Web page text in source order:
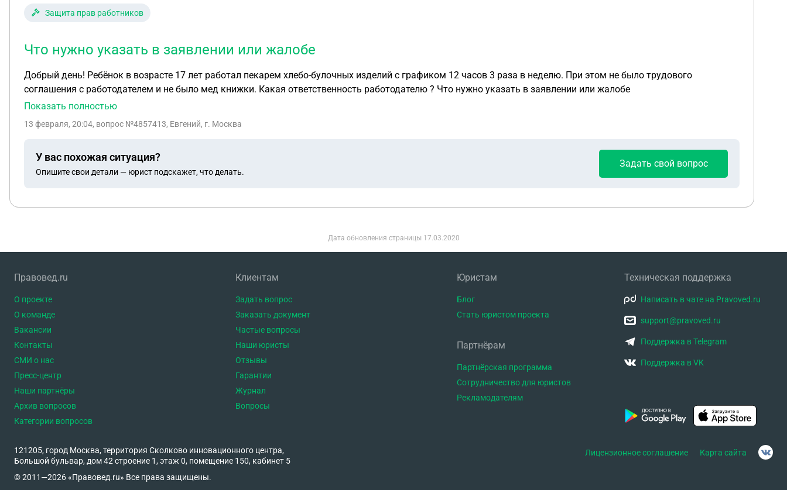
Защита прав работников
Что нужно указать в заявлении или жалобе
Добрый день! Ребёнок в возрасте 17 лет работал пекарем хлебо-булочных изделий с графиком 12 часов 3 раза в неделю. При этом не было трудового
соглашения с работодателем и не было мед книжки. Какая ответственность работодателю ? Что нужно указать в заявлении или жалобе
Показать полностью
13 февраля, 20:04, вопрос №4857413, Евгений, г. Москва
У вас похожая ситуация?
Опишите свои детали — юрист подскажет, что делать.
Задать свой вопрос
Дата обновления страницы 17.03.2020
Правовед.ru
О проекте
О команде
Вакансии
Контакты
СМИ о нас
Пресс-центр
Наши партнёры
Архив вопросов
Категории вопросов
Клиентам
Задать вопрос
Заказать документ
Частые вопросы
Наши юристы
Отзывы
Гарантии
Журнал
Вопросы
Юристам
Блог
Стать юристом проекта
Партнёрам
Партнёрская программа
Сотрудничество для юристов
Рекламодателям
Техническая поддержка
Написать в чате на Pravoved.ru
support@pravoved.ru
Поддержка в Telegram
Поддержка в VK
121205, город Москва, территория Сколково инновационного центра,
Большой бульвар, дом 42 строение 1, этаж 0, помещение 150, кабинет 5
© 2011—2026 «Правовед.ru» Все права защищены.
Лицензионное соглашение Карта сайта